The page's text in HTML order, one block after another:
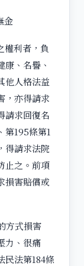
金
利者，負
、名譽、
他人格法益
，亦得請求
請求回復名
第195條第1
得請求法院
止之。前項
損害賠償或
方式損害
力、很痛
民法第184條